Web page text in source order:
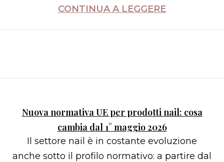
CONTINUA A LEGGERE
Nuova normativa UE per prodotti nail: cosa
cambia dal 1° maggio 2026
Il settore nail è in costante evoluzione
anche sotto il profilo normativo: a partire dal